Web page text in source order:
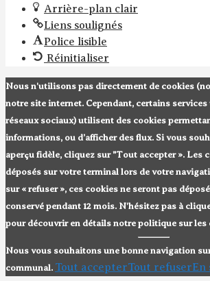
Arrière-plan clair
Liens soulignés
Police lisible
Réinitialiser
Nous n'utilisons pas directement de cookies
notre site internet. Cependant, certains
réseaux sociaux) utilisent des cookies
informations, ou d’afficher des flux. Si vous
aperçu fidèle, cliquez sur "Tout accepter ». Les
déposés sur votre terminal lors de votre
sur « refuser », ces cookies ne seront pas
conservé pendant 12 mois. N'hésitez pas à
pour découvrir en détails notre politique sur les
Nous vous souhaitons une bonne navigation
communal. Tout accepterTout refuserEn